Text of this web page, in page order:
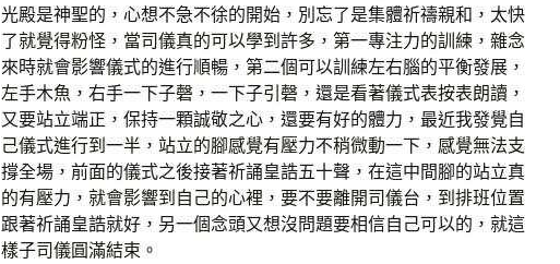
光殿是神聖的，心想不急不徐的開始，別忘了是集體祈禱親和，太快
了就覺得粉怪，當司儀真的可以學到許多，第一專注力的訓練，雜念
來時就會影響儀式的進行順暢，第二個可以訓練左右腦的平衡發展，
左手木魚，右手一下子磬，一下子引磬，還是看著儀式表按表朗讀，
又要站立端正，保持一顆誠敬之心，還要有好的體力，最近我發覺自
己儀式進行到一半，站立的腳感覺有壓力不稍微動一下，感覺無法支
撐全場，前面的儀式之後接著祈誦皇誥五十聲，在這中間腳的站立真
的有壓力，就會影響到自己的心裡，要不要離開司儀台，到排班位置
跟著祈誦皇誥就好，另一個念頭又想沒問題要相信自己可以的，就這
樣子司儀圓滿結束。